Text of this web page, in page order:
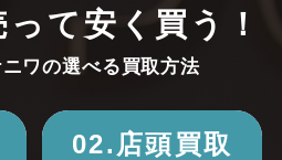
て安く買う！
ワの選べる買取方法
02.店頭買取